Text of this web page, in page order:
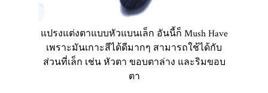
แปรงแต่งตาแบบหัวแบนเล็ก อันนี้ก็ Mush Have
เพราะมันเกาะสีได้ดีมากๆ สามารถใช้ได้กับ
ส่วนที่เล็ก เช่น หัวตา ขอบตาล่าง และริมขอบ
ตา